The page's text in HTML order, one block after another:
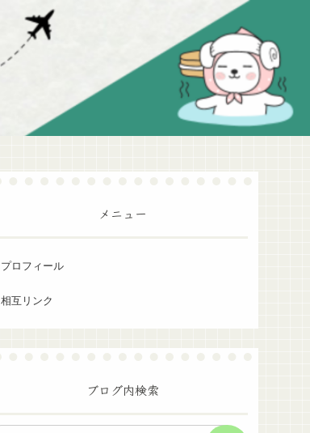
メニュー
プロフィール
相互リンク
ブログ内検索